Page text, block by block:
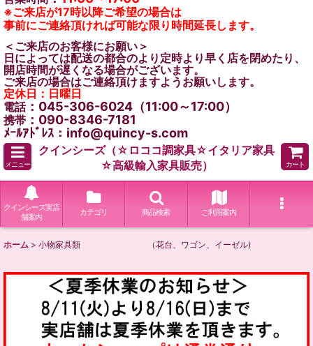
※ご来店が17時以降ご希望の場合は
事前にご連絡頂ければ可能な限り時間延長します。
＜ご来店のお客様にお願い＞
日によっては配送の都合のより定時より早く店を閉めたり、
開店時間が遅くなる場合がございます。
ご来店の場合はご連絡頂けますようお願いします。
定休日：日曜日
電話：045-306-6024（11:00～17:00）
携帯 ：090-8346-7181
ﾒｰﾙｱﾄﾞﾚｽ：info@quincy-s.com
メニュー
クインシーズ（☆ロココ調家具☆イタリア家具
☆高級輸入家具販売）
カート
クインシーズ実店
舗案内
カテゴリ 商品検索 ご利用案内
ホーム > 小物家具類 （花台、ワゴン、イーゼル)